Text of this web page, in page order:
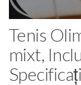
Tenis
mixt,